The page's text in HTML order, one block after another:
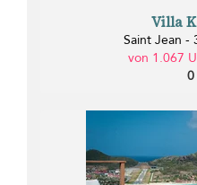
Villa
Saint Jean -
von 1.067
0